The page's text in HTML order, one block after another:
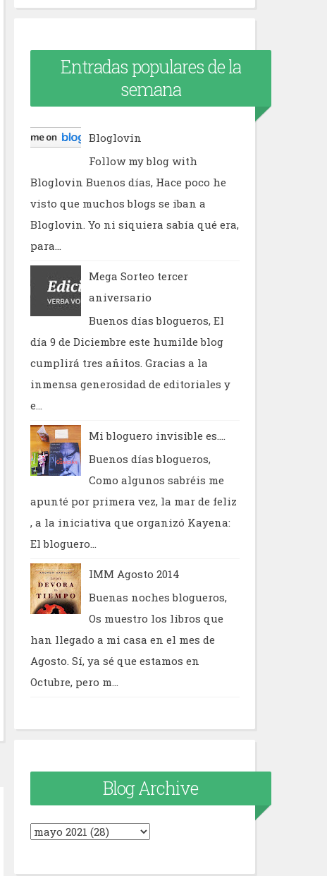
Entradas populares de la
semana
Bloglovin
Follow my blog with
Bloglovin Buenos días, Hace poco he
visto que muchos blogs se iban a
Bloglovin. Yo ni siquiera sabía qué era,
para...
Mega Sorteo tercer
aniversario
Buenos días blogueros, El
día 9 de Diciembre este humilde blog
cumplirá tres añitos. Gracias a la
inmensa generosidad de editoriales y
e...
Mi bloguero invisible es....
Buenos días blogueros,
Como algunos sabréis me
apunté por primera vez, la mar de feliz
, a la iniciativa que organizó Kayena:
El bloguero...
IMM Agosto 2014
Buenas noches blogueros,
Os muestro los libros que
han llegado a mi casa en el mes de
Agosto. Sí, ya sé que estamos en
Octubre, pero m...
Blog Archive